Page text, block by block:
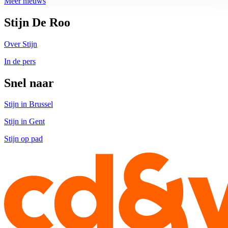
Stijn De Roo
Over Stijn
In de pers
Snel naar
Stijn in Brussel
Stijn in Gent
Stijn op pad